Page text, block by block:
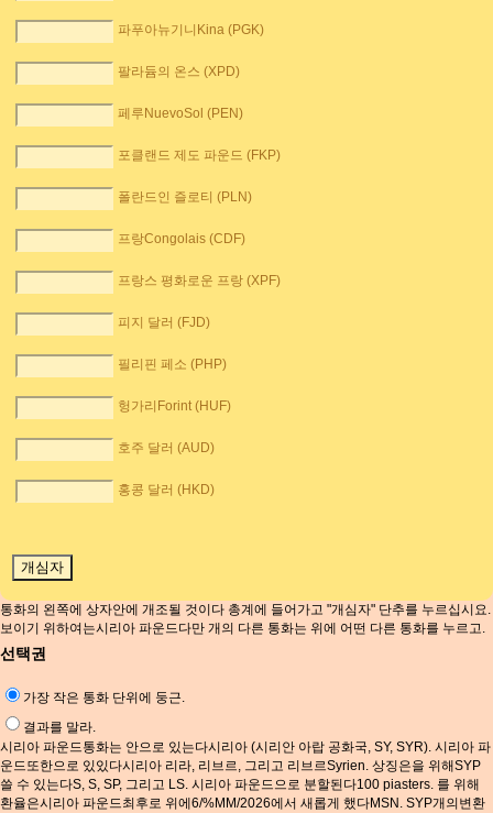
파푸아뉴기니Kina (PGK)
팔라듐의 온스 (XPD)
페루NuevoSol (PEN)
포클랜드 제도 파운드 (FKP)
폴란드인 즐로티 (PLN)
프랑Congolais (CDF)
프랑스 평화로운 프랑 (XPF)
피지 달러 (FJD)
필리핀 페소 (PHP)
헝가리Forint (HUF)
호주 달러 (AUD)
홍콩 달러 (HKD)
통화의 왼쪽에 상자안에 개조될 것이다 총계에 들어가고 "개심자" 단추를 누르십시요.
보이기 위하여는시리아 파운드다만 개의 다른 통화는 위에 어떤 다른 통화를 누르고.
선택권
가장 작은 통화 단위에 둥근.
결과를 말라.
시리아 파운드통화는 안으로 있는다시리아 (시리안 아랍 공화국, SY, SYR). 시리아 파
운드또한으로 있있다시리아 리라, 리브르, 그리고 리브르Syrien. 상징은을 위해SYP
쓸 수 있는다S, S, SP, 그리고 LS. 시리아 파운드으로 분할된다100 piasters. 를 위해
환율은시리아 파운드최후로 위에6/%MM/2026에서 새롭게 했다MSN. SYP개의변환